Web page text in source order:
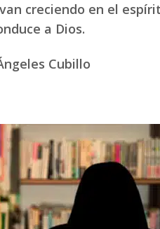
creciendo en el
a Dios.
Cubillo